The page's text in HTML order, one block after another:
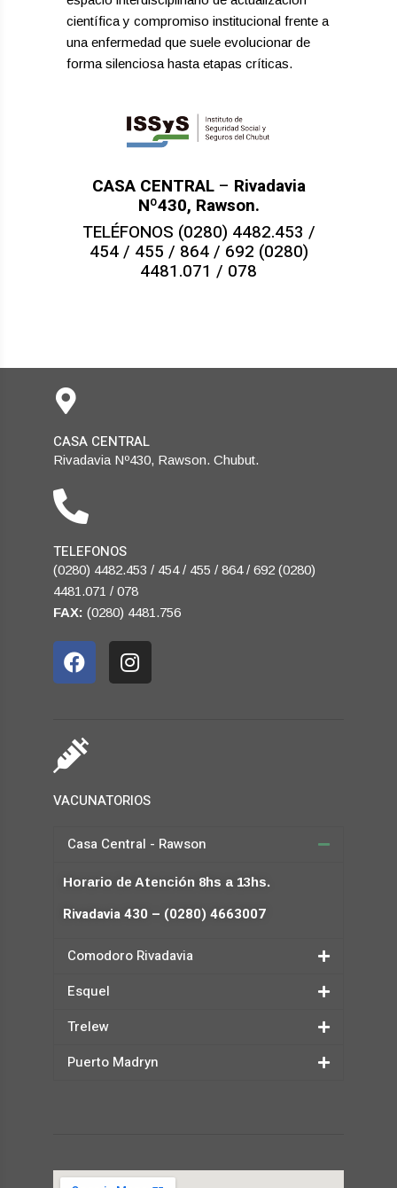
científica y compromiso institucional frente a
una enfermedad que suele evolucionar de
forma silenciosa hasta etapas críticas.
CASA CENTRAL– Rivadavia
Nº430, Rawson.
TELÉFONOS (0280) 4482.453 /
454 / 455 / 864 / 692 (0280)
4481.071 / 078
CASA CENTRAL
Rivadavia Nº430, Rawson. Chubut.
TELEFONOS
(0280) 4482.453 / 454 / 455 / 864 / 692 (0280)
4481.071 / 078
FAX: (0280) 4481.756
VACUNATORIOS
Casa Central - Rawson
Horario de Atención 8hs a 13hs.
Rivadavia 430 – (0280) 4663007
Comodoro Rivadavia
Esquel
Trelew
Puerto Madryn